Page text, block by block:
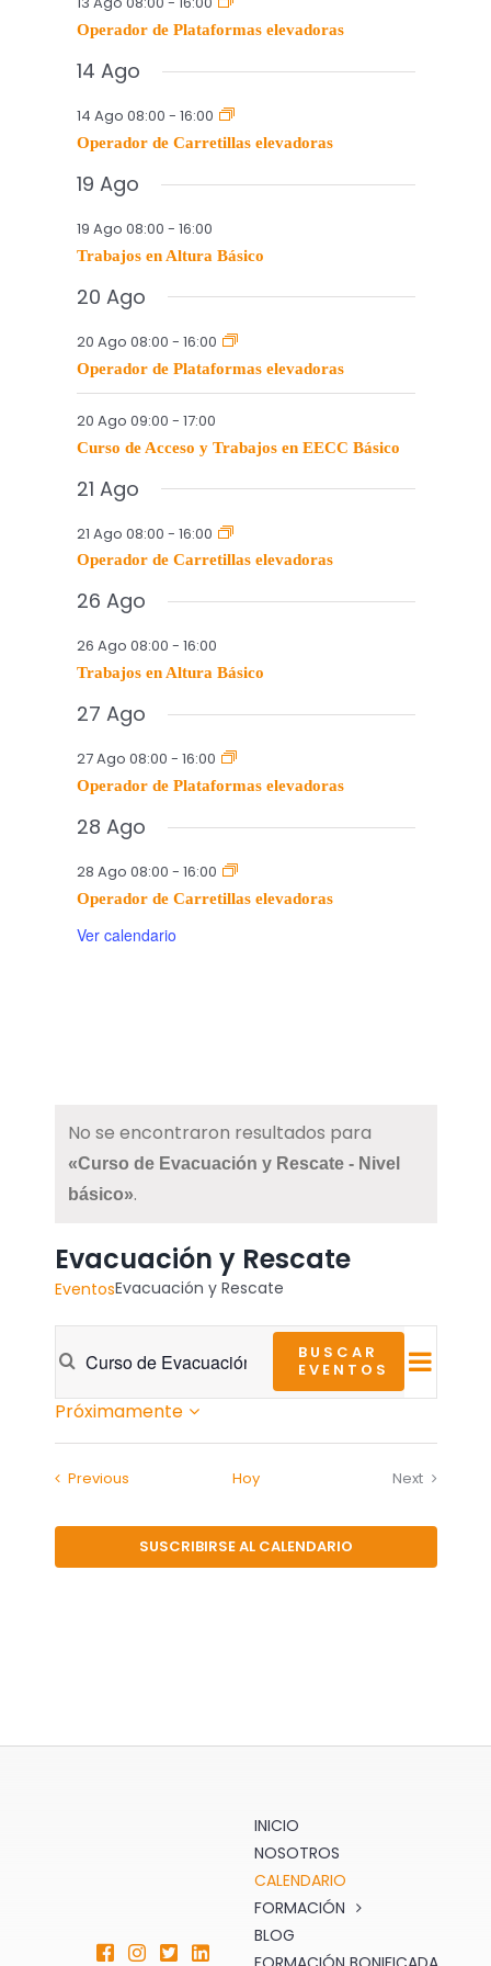
No se encontraron resultados para
«Curso de Evacuación y Rescate - Nivel
básico».
Evacuación y Rescate
EventosEvacuación y Rescate
Navegación
de
búsqueda
y
Introduce
palabra
clave.
Busca
la
BUSCAR
EVENTOS
de
de
Photo
Próximamente
date.
Previous Hoy
Next
SUSCRIBIRSE AL CALENDARIO
Operador de Plataformas elevadoras
14 Ago
14 Ago 08:00 - 16:00
Operador de Carretillas elevadoras
19 Ago
19 Ago 08:00 - 16:00
Trabajos en Altura Básico
20 Ago
20 Ago 08:00 - 16:00
Operador de Plataformas elevadoras
20 Ago 09:00 - 17:00
Curso de Acceso y Trabajos en EECC Básico
21 Ago
21 Ago 08:00 - 16:00
Operador de Carretillas elevadoras
26 Ago
26 Ago 08:00 - 16:00
Trabajos en Altura Básico
27 Ago
27 Ago 08:00 - 16:00
Operador de Plataformas elevadoras
28 Ago
28 Ago 08:00 - 16:00
Operador de Carretillas elevadoras
Ver calendario
INICIO
NOSOTROS
CALENDARIO
FORMACIÓN
BLOG